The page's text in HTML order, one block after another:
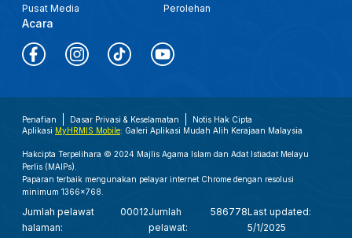
Pusat Media
Acara
Perolehan
Penafian Dasar Privasi & Keselamatan
Notis Hak Cipta
Aplikasi MyHRMIS Mobile: Galeri Aplikasi Mudah Alih Kerajaan Malaysia
Hakcipta Terpelihara © 2024 Majlis Agama Islam dan Adat Istiadat Melayu
Perlis (MAIPs).
Paparan terbaik mengunakan pelayar internet Chrome dengan resolusi
minimum 1366x768.
Jumlah pelawat
halaman:
00012Jumlah
pelawat:
586778Last updated:
5/1/2025